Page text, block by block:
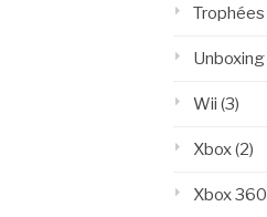
Trophées
Unboxing
Wii (3)
Xbox(2)
Xbox 360